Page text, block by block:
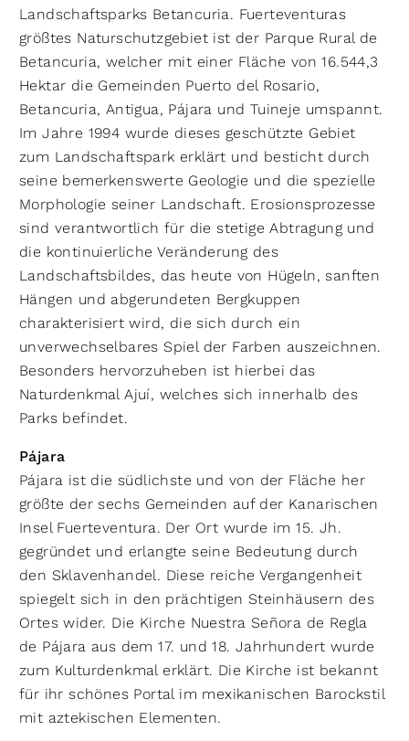
Landschaftsparks Betancuria. Fuerteventuras
größtes Naturschutzgebiet ist der Parque Rural de
Betancuria, welcher mit einer Fläche von 16.544,3
Hektar die Gemeinden Puerto del Rosario,
Betancuria, Antigua, Pájara und Tuineje umspannt.
Im Jahre 1994 wurde dieses geschützte Gebiet
zum Landschaftspark erklärt und besticht durch
seine bemerkenswerte Geologie und die spezielle
Morphologie seiner Landschaft. Erosionsprozesse
sind verantwortlich für die stetige Abtragung und
die kontinuierliche Veränderung des
Landschaftsbildes, das heute von Hügeln, sanften
Hängen und abgerundeten Bergkuppen
charakterisiert wird, die sich durch ein
unverwechselbares Spiel der Farben auszeichnen.
Besonders hervorzuheben ist hierbei das
Naturdenkmal Ajuí, welches sich innerhalb des
Parks befindet.
Pájara
Pájara ist die südlichste und von der Fläche her
größte der sechs Gemeinden auf der Kanarischen
Insel Fuerteventura. Der Ort wurde im 15. Jh.
gegründet und erlangte seine Bedeutung durch
den Sklavenhandel. Diese reiche Vergangenheit
spiegelt sich in den prächtigen Steinhäusern des
Ortes wider. Die Kirche Nuestra Señora de Regla
de Pájara aus dem 17. und 18. Jahrhundert wurde
zum Kulturdenkmal erklärt. Die Kirche ist bekannt
für ihr schönes Portal im mexikanischen Barockstil
mit aztekischen Elementen.